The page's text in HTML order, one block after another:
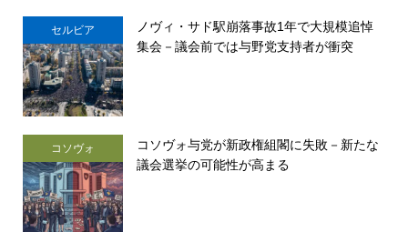
セルビア
ノヴィ・サド駅崩落事故1年で大規模追悼
集会－議会前では与野党支持者が衝突
コソヴォ
コソヴォ与党が新政権組閣に失敗－新たな
議会選挙の可能性が高まる